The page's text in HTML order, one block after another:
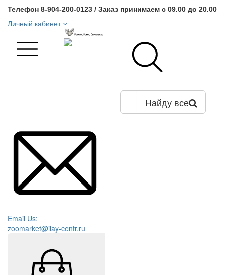
Телефон 8-904-200-0123 / Заказ принимаем с 09.00 до 20.00
Личный кабинет
Найду все
Email Us:
zoomarket@ilay-centr.ru